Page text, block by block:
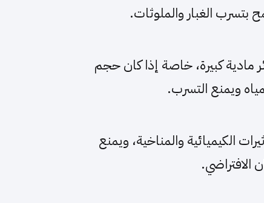
الغبار والملوثات.
مادية كبيرة، خاصة إذا كان حجم
ويمنع التسرب.
الكيميائية والمناخية، ويمنع
الافتراضي.